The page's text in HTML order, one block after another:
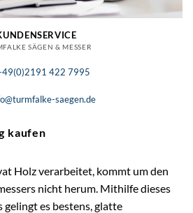
SÄGEN & MESSER
422 7995
saegen.de
kaufen
Holz verarbeitet, kommt um den
nicht herum. Mithilfe dieses
es bestens, glatte